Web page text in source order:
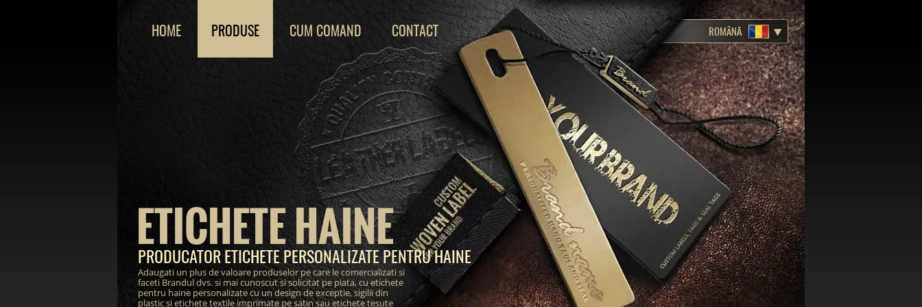
ETICHETE HAINE
PRODUCATOR ETICHETE PERSONALIZATE PENTRU HAINE
Adaugati un plus de valoare produselor pe care le comercializati si
faceti Brandul dvs. si mai cunoscut si solicitat pe piata, cu etichete
pentru haine personalizate cu un design de exceptie, sigilii din
plastic si etichete textile imprimate pe satin sau etichete tesute
HOME PRODUSE CUM COMAND CONTACT ROMÂNĂ